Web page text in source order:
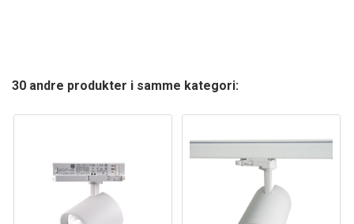
30 andre produkter i samme kategori: